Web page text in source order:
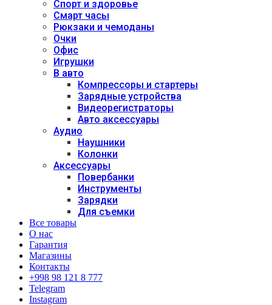
Спорт и здоровье
Смарт часы
Рюкзаки и чемоданы
Очки
Офис
Игрушки
В авто
Компрессоры и стартеры
Зарядные устройства
Видеорегистраторы
Авто аксессуары
Аудио
Наушники
Колонки
Аксессуары
Повербанки
Инструменты
Зарядки
Для съемки
Все товары
О нас
Гарантия
Магазины
Контакты
+998 98 121 8 777
Telegram
Instagram